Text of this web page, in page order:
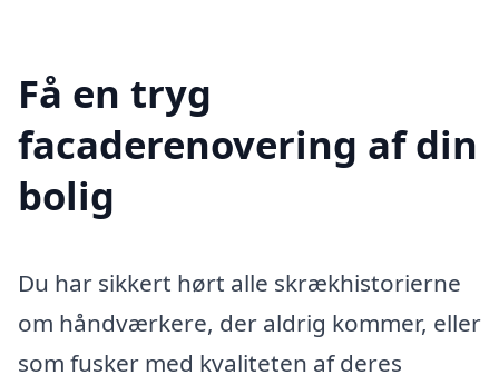
Få en tryg
facaderenovering af din
bolig
Du har sikkert hørt alle skrækhistorierne
om håndværkere, der aldrig kommer, eller
som fusker med kvaliteten af deres